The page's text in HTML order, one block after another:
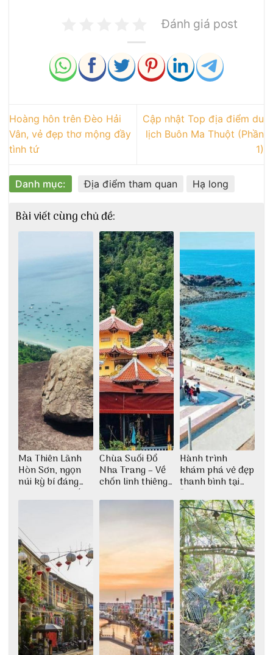
Đánh giá post
Hoàng hôn trên Đèo Hải
Vân, vẻ đẹp thơ mộng đầy
tình tứ
Cập nhật Top địa điểm du
lịch Buôn Ma Thuột (Phần
1)
Danh mục: Địa điểm tham quan Hạ long
Bài viết cùng chủ đề:
Ma Thiên Lãnh
Hòn Sơn, ngọn
núi kỳ bí đáng
khám phá nhất
Chùa Suối Đổ
Nha Trang – Về
chốn linh thiêng
thiền định
Hành trình
khám phá vẻ đẹp
thanh bình tại
Đảo Phú Quý